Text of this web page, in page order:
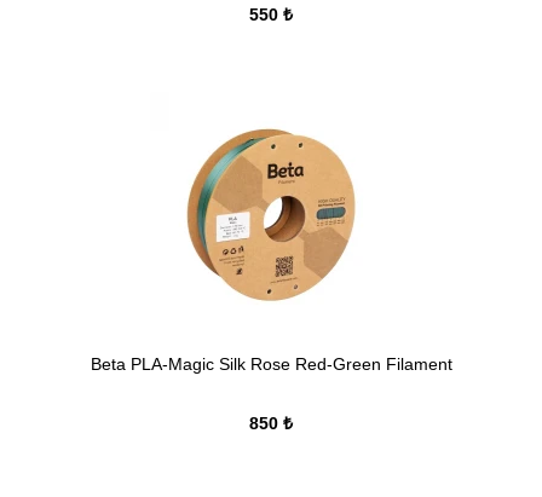
550 ₺
Beta PLA-Magic Silk Rose Red-Green Filament
850 ₺